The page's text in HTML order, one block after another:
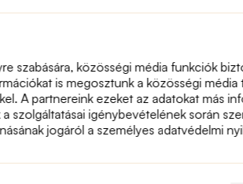
szabására, közösségi média funkciók
is megosztunk a közösségi
A partnereink ezeket az adatokat más
szolgáltatásai igénybevételének során
jogáról a személyes adatvédelmi
Hűségprogram